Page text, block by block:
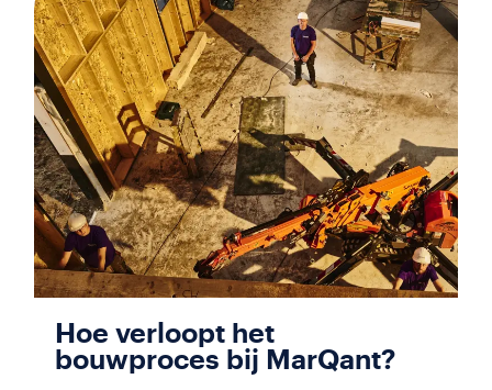
Hoe verloopt het
bouwproces bij MarQant?